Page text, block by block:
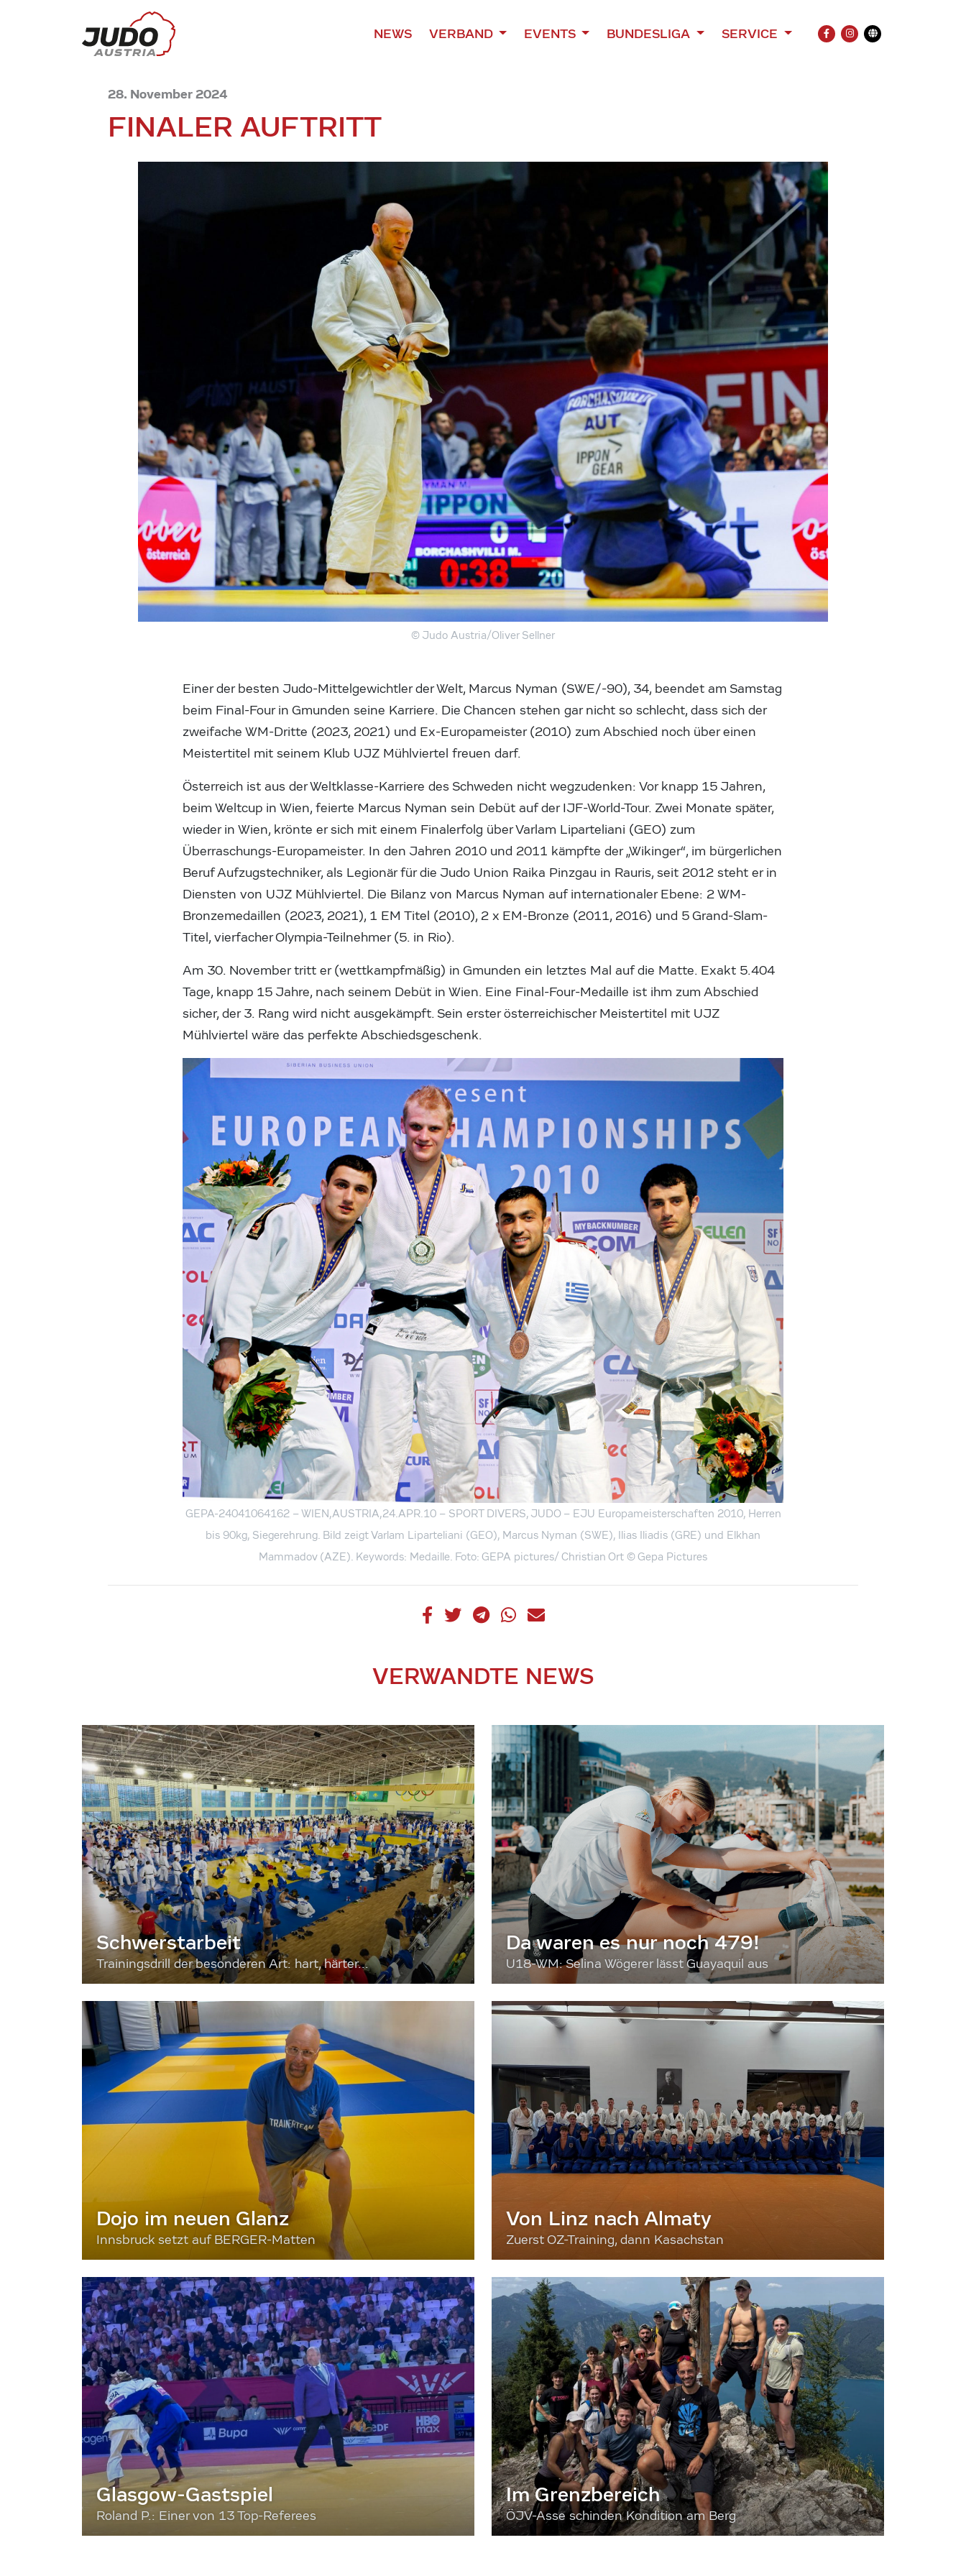
NEWS VERBAND EVENTS BUNDESLIGA SERVICE
FACEBOOK
INSTAGRAM
Übersetzung
28. November 2024
FINALER AUFTRITT
© Judo Austria/Oliver Sellner
Einer der besten Judo-Mittelgewichtler der Welt, Marcus Nyman (SWE/-90), 34, beendet am Samstag
beim Final-Four in Gmunden seine Karriere. Die Chancen stehen gar nicht so schlecht, dass sich der
zweifache WM-Dritte (2023, 2021) und Ex-Europameister (2010) zum Abschied noch über einen
Meistertitel mit seinem Klub UJZ Mühlviertel freuen darf.
Österreich ist aus der Weltklasse-Karriere des Schweden nicht wegzudenken: Vor knapp 15 Jahren,
beim Weltcup in Wien, feierte Marcus Nyman sein Debüt auf der IJF-World-Tour. Zwei Monate später,
wieder in Wien, krönte er sich mit einem Finalerfolg über Varlam Liparteliani (GEO) zum
Überraschungs-Europameister. In den Jahren 2010 und 2011 kämpfte der „Wikinger“, im bürgerlichen
Beruf Aufzugstechniker, als Legionär für die Judo Union Raika Pinzgau in Rauris, seit 2012 steht er in
Diensten von UJZ Mühlviertel. Die Bilanz von Marcus Nyman auf internationaler Ebene: 2 WM-
Bronzemedaillen (2023, 2021), 1 EM Titel (2010), 2 x EM-Bronze (2011, 2016) und 5 Grand-Slam-
Titel, vierfacher Olympia-Teilnehmer (5. in Rio).
Am 30. November tritt er (wettkampfmäßig) in Gmunden ein letztes Mal auf die Matte. Exakt 5.404
Tage, knapp 15 Jahre, nach seinem Debüt in Wien. Eine Final-Four-Medaille ist ihm zum Abschied
sicher, der 3. Rang wird nicht ausgekämpft. Sein erster österreichischer Meistertitel mit UJZ
Mühlviertel wäre das perfekte Abschiedsgeschenk.
GEPA-24041064162 – WIEN,AUSTRIA,24.APR.10 – SPORT DIVERS, JUDO – EJU Europameisterschaften 2010, Herren
bis 90kg, Siegerehrung. Bild zeigt Varlam Liparteliani (GEO), Marcus Nyman (SWE), Ilias Iliadis (GRE) und Elkhan
Mammadov (AZE). Keywords: Medaille. Foto: GEPA pictures/ Christian Ort © Gepa Pictures
VERWANDTE NEWS
Schwerstarbeit
Trainingsdrill der besonderen Art: hart, härter...
Da waren es nur noch 479!
U18-WM: Selina Wögerer lässt Guayaquil aus
Dojo im neuen Glanz
Innsbruck setzt auf BERGER-Matten
Von Linz nach Almaty
Zuerst OZ-Training, dann Kasachstan
Glasgow-Gastspiel
Roland P.: Einer von 13 Top-Referees
Im Grenzbereich
ÖJV-Asse schinden Kondition am Berg